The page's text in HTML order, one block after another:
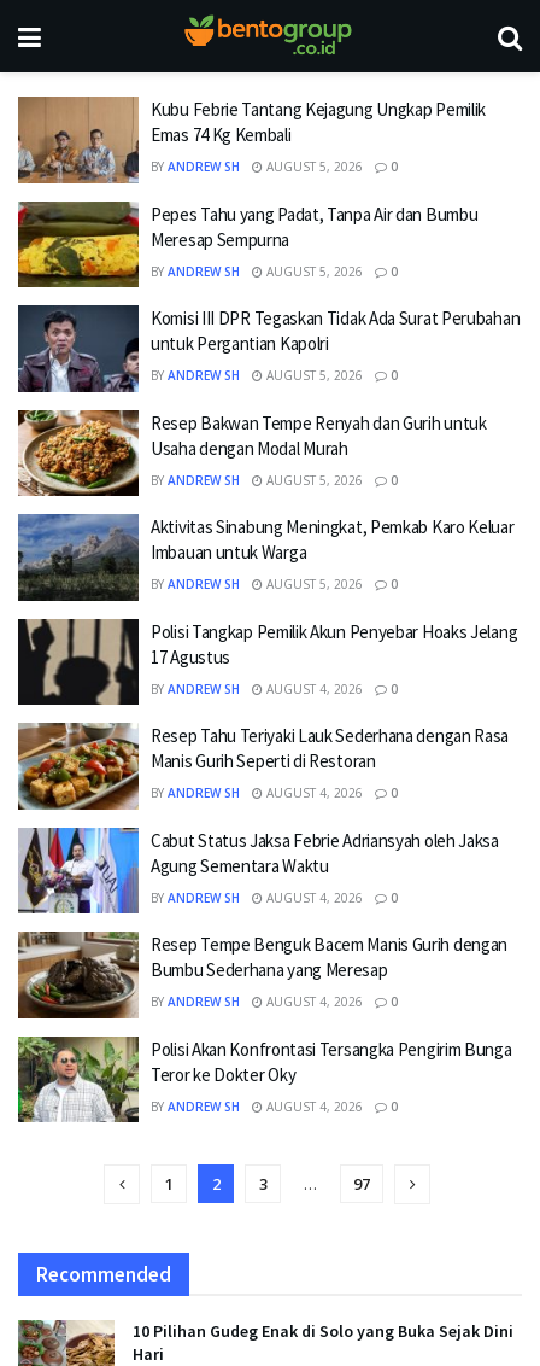
Kubu Febrie Tantang Kejagung Ungkap Pemilik
Emas 74 Kg Kembali
BY ANDREW SH AUGUST 5, 2026 0
Pepes Tahu yang Padat, Tanpa Air dan Bumbu
Meresap Sempurna
BY ANDREW SH AUGUST 5, 2026 0
Komisi III DPR Tegaskan Tidak Ada Surat Perubahan
untuk Pergantian Kapolri
BY ANDREW SH AUGUST 5, 2026 0
Resep Bakwan Tempe Renyah dan Gurih untuk
Usaha dengan Modal Murah
BY ANDREW SH AUGUST 5, 2026 0
Aktivitas Sinabung Meningkat, Pemkab Karo Keluar
Imbauan untuk Warga
BY ANDREW SH AUGUST 5, 2026 0
Polisi Tangkap Pemilik Akun Penyebar Hoaks Jelang
17 Agustus
BY ANDREW SH AUGUST 4, 2026 0
Resep Tahu Teriyaki Lauk Sederhana dengan Rasa
Manis Gurih Seperti di Restoran
BY ANDREW SH AUGUST 4, 2026 0
Cabut Status Jaksa Febrie Adriansyah oleh Jaksa
Agung Sementara Waktu
BY ANDREW SH AUGUST 4, 2026 0
Resep Tempe Benguk Bacem Manis Gurih dengan
Bumbu Sederhana yang Meresap
BY ANDREW SH AUGUST 4, 2026 0
Polisi Akan Konfrontasi Tersangka Pengirim Bunga
Teror ke Dokter Oky
BY ANDREW SH AUGUST 4, 2026 0
1 2 3 … 97
Recommended
10 Pilihan Gudeg Enak di Solo yang Buka Sejak Dini
Hari